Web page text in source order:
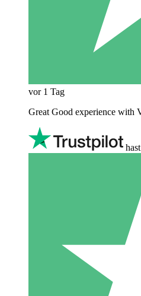
vor 1 Tag
Great Good experience with